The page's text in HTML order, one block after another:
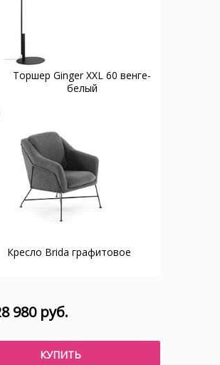
Торшер Ginger XXL 60 венге-
белый
Кресло Brida графитовое
980 руб.
КУПИТЬ